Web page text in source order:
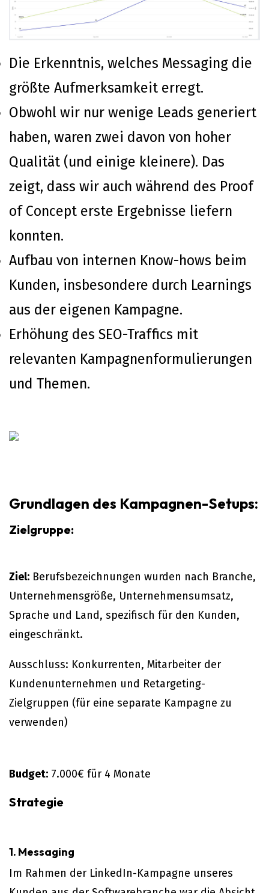
Die Erkenntnis, welches Messaging die
größte Aufmerksamkeit erregt.
Obwohl wir nur wenige Leads generiert
haben, waren zwei davon von hoher
Qualität (und einige kleinere). Das
zeigt, dass wir auch während des Proof
of Concept erste Ergebnisse liefern
konnten.
Aufbau von internen Know-hows beim
Kunden, insbesondere durch Learnings
aus der eigenen Kampagne.
Erhöhung des SEO-Traffics mit
relevanten Kampagnenformulierungen
und Themen.
Grundlagen des Kampagnen-Setups:
Zielgruppe:
Ziel: Berufsbezeichnungen wurden nach Branche,
Unternehmensgröße, Unternehmensumsatz,
Sprache und Land, spezifisch für den Kunden,
eingeschränkt.
Ausschluss: Konkurrenten, Mitarbeiter der
Kundenunternehmen und Retargeting-
Zielgruppen (für eine separate Kampagne zu
verwenden)
Budget: 7.000€ für 4 Monate
Strategie
1. Messaging
Im Rahmen der LinkedIn-Kampagne unseres